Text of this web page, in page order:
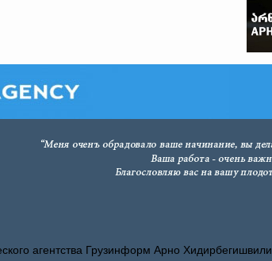
агентства Грузинформ Арно Хидирбегишвили